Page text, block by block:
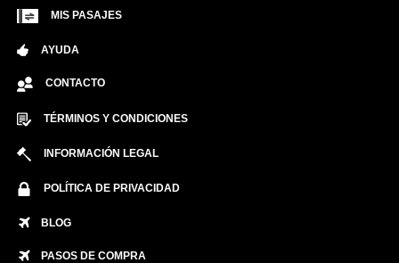
MIS PASAJES
AYUDA
CONTACTO
TÉRMINOS Y CONDICIONES
INFORMACIÓN LEGAL
POLÍTICA DE PRIVACIDAD
BLOG
PASOS DE COMPRA